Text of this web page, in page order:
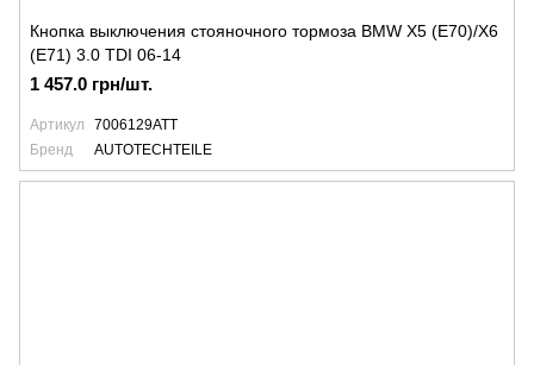
Кнопка выключения стояночного тормоза BMW X5 (E70)/X6
(E71) 3.0 TDI 06-14
1 457.0 грн/шт.
Артикул
7006129ATT
Бренд
AUTOTECHTEILE